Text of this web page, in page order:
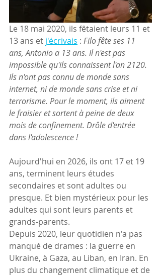
Le 18 mai 2020, ils fêtaient leurs 11 et
13 ans et j'écrivais : Filo fête ses 11
ans, Antonio a 13 ans. Il n'est pas
impossible qu'ils connaissent l'an 2120.
Ils n'ont pas connu de monde sans
internet, ni de monde sans crise et ni
terrorisme. Pour le moment, ils aiment
le fraisier et sortent à peine de deux
mois de confinement. Drôle d'entrée
dans l'adolescence !
Aujourd'hui en 2026, ils ont 17 et 19
ans, terminent leurs études
secondaires et sont adultes ou
presque. Et bien mystérieux pour les
adultes qui sont leurs parents et
grands-parents.
Depuis 2020, leur quotidien n'a pas
manqué de drames : la guerre en
Ukraine, à Gaza, au Liban, en Iran. En
plus du changement climatique et de